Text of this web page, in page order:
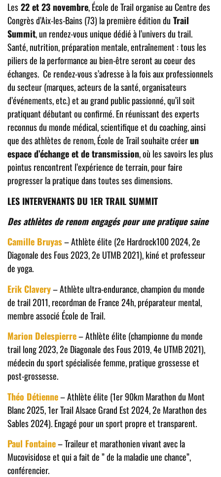
Les22 et 23 novembre, École de Trail organise au Centre des
Congrès d’Aix-les-Bains (73) la première édition du Trail
Summit, un rendez-vous unique dédié à l’univers du trail.
Santé, nutrition, préparation mentale, entraînement : tous les
piliers de la performance au bien-être seront au coeur des
échanges. Ce rendez-vous s’adresse à la fois aux professionnels
du secteur (marques, acteurs de la santé, organisateurs
d’événements, etc.) et au grand public passionné, qu’il soit
pratiquant débutant ou confirmé. En réunissant des experts
reconnus du monde médical, scientifique et du coaching, ainsi
que des athlètes de renom, École de Trail souhaite créerun
espace d’échange et de transmission, où les savoirs les plus
pointus rencontrent l’expérience de terrain, pour faire
progresser la pratique dans toutes ses dimensions.
LES INTERVENANTS DU 1ER TRAIL SUMMIT
Des athlètes de renom engagés pour une pratique saine
Camille Bruyas– Athlète élite (2e Hardrock100 2024, 2e
Diagonale des Fous 2023, 2e UTMB 2021), kiné et professeur
de yoga.
Erik Clavery– Athlète ultra-endurance, champion du monde
de trail 2011, recordman de France 24h, préparateur mental,
membre associé École de Trail.
Marion Delespierre– Athlète élite (championne du monde
trail long 2023, 2e Diagonale des Fous 2019, 4e UTMB 2021),
médecin du sport spécialisée femme, pratique grossesse et
post-grossesse.
Théo Détienne– Athlète élite (1er 90km Marathon du Mont
Blanc 2025, 1er Trail Alsace Grand Est 2024, 2e Marathon des
Sables 2024). Engagé pour un sport propre et transparent.
Paul Fontaine– Traileur et marathonien vivant avec la
Mucovisidose et qui a fait de ” de la maladie une chance”,
conférencier.